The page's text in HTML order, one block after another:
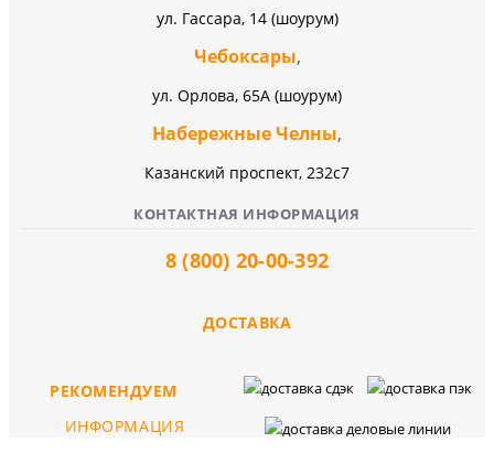
ул. Гассара, 14 (шоурум)
Чебоксары,
ул. Орлова, 65А (шоурум)
Набережные Челны,
Казанский проспект, 232c7
КОНТАКТНАЯ ИНФОРМАЦИЯ
8 (800) 20-00-392
ДОСТАВКА
РЕКОМЕНДУЕМ
ИНФОРМАЦИЯ